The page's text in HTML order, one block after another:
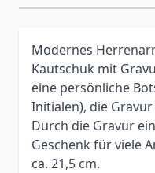
Modernes
Kautschuk mit
eine persönliche
Initialen), die
Durch die Gravur
Geschenk für viele
ca. 21,5 cm.